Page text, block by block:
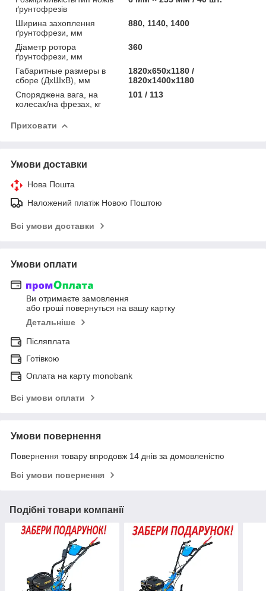
ґрунтофрезів
Ширина захоплення
ґрунтофрези, мм
880, 1140, 1400
Діаметр ротора
ґрунтофрези, мм
360
Габаритные размеры в
сборе (ДхШхВ), мм
1820х650х1180 /
1820х1400х1180
Споряджена вага, на
колесах/на фрезах, кг
101 / 113
Приховати
Умови доставки
Нова Пошта
Наложений платіж Новою Поштою
Всі умови доставки
Умови оплати
Ви отримаєте замовлення
або гроші повернуться на вашу картку
Детальніше
Післяплата
Готівкою
Оплата на карту monobank
Всі умови оплати
Умови повернення
Повернення товару впродовж 14 днів за домовленістю
Всі умови повернення
Подібні товари компанії